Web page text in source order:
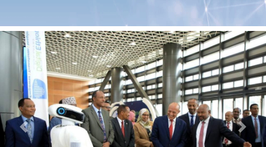
Previous Next